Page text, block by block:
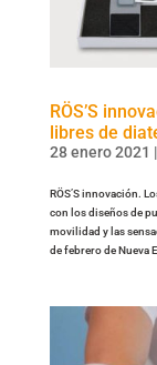
RÖS’S
libres de
28 enero 2021 |
RÖS’S innovación.
con los diseños de
movilidad y las
de febrero de Nueva